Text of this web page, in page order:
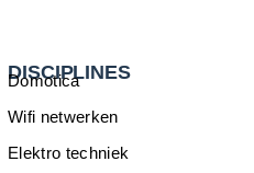
DISCIPLINES
Domotica
Wifi netwerken
Elektro techniek